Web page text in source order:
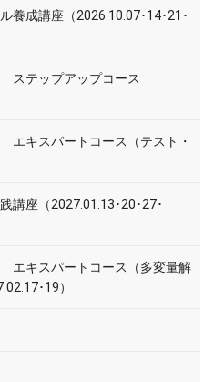
養成講座（2026.10.07･14･21･
ステップアップコース
エキスパートコース（テスト・
講座（2027.01.13･20･27･
エキスパートコース（多変量解
･19）